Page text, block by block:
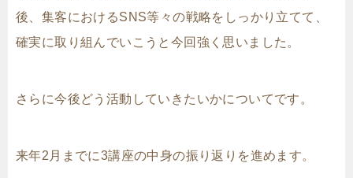
後、集客におけるSNS等々の戦略をしっかり立てて、
確実に取り組んでいこうと今回強く思いました。
さらに今後どう活動していきたいかについてです。
来年2月までに3講座の中身の振り返りを進めます。